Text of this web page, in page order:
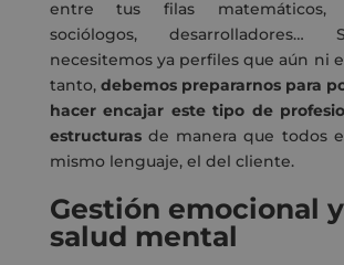
entre tus filas matemáticos,
sociólogos, desarrolladores…
necesitemos ya perfiles que aún ni
tanto, debemos prepararnos para
hacer encajar este tipo de
estructurasde manera que todos
mismo lenguaje, el del cliente.
Gestión emocional
salud mental